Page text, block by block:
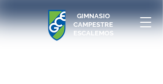
GIMNASIO
CAMPESTRE
ESCALEMOS